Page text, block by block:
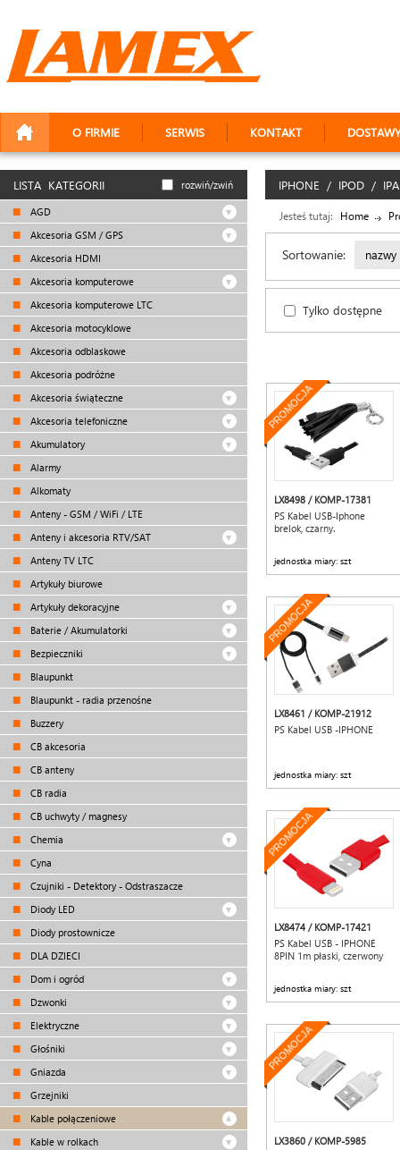
O FIRMIE SERWIS KONTAKT DOSTAWY
LISTA KATEGORII rozwiń/zwiń
AGD
Akcesoria GSM / GPS
Akcesoria HDMI
Akcesoria komputerowe
Akcesoria komputerowe LTC
Akcesoria motocyklowe
Akcesoria odblaskowe
Akcesoria podróżne
Akcesoria świąteczne
Akcesoria telefoniczne
Akumulatory
Alarmy
Alkomaty
Anteny - GSM / WiFi / LTE
Anteny i akcesoria RTV/SAT
Anteny TV LTC
Artykuły biurowe
Artykuły dekoracyjne
Baterie / Akumulatorki
Bezpieczniki
Blaupunkt
Blaupunkt - radia przenośne
Buzzery
CB akcesoria
CB anteny
CB radia
CB uchwyty / magnesy
Chemia
Cyna
Czujniki - Detektory - Odstraszacze
Diody LED
Diody prostownicze
DLA DZIECI
Dom i ogród
Dzwonki
Elektryczne
Głośniki
Gniazda
Grzejniki
Kable połączeniowe
Kable w rolkach
IPHONE / IPOD /
Jesteś tutaj: Home
Sortowanie: nazwy
Tylko dostępne
PROMOCJA
LX8498 / KOMP-17381
PS Kabel USB-Iphone
brelok, czarny.
jednostka miary: szt
PROMOCJA
LX8461 / KOMP-21912
PS Kabel USB -IPHONE
jednostka miary: szt
PROMOCJA
LX8474 / KOMP-17421
PS Kabel USB - IPHONE
8PIN 1m płaski, czerwony
jednostka miary: szt
PROMOCJA
LX3860 / KOMP-5985